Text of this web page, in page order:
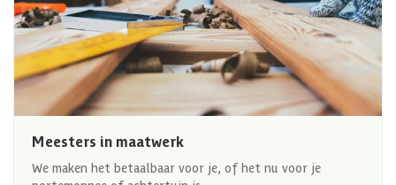
Meesters in maatwerk
We maken het betaalbaar voor je, of het nu voor je